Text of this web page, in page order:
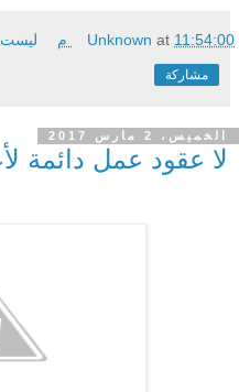
Unknown at 11:54:00 م ليست
مشاركة
الخميس، 2 مارس 2017
لا عقود عمل دائمة